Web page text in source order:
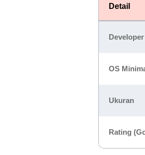
Detail
Developer
OS
Ukuran
Rating